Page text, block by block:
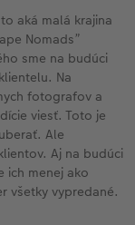
aká malá krajina
Nomads”
sme na budúci
Na
fotografov a
viesť. Toto je
Ale
Aj na budúci
ich menej ako
všetky vypredané.